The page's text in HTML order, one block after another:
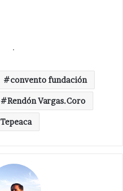
.
convento fundación
Rendón Vargas.Coro
Tepeaca